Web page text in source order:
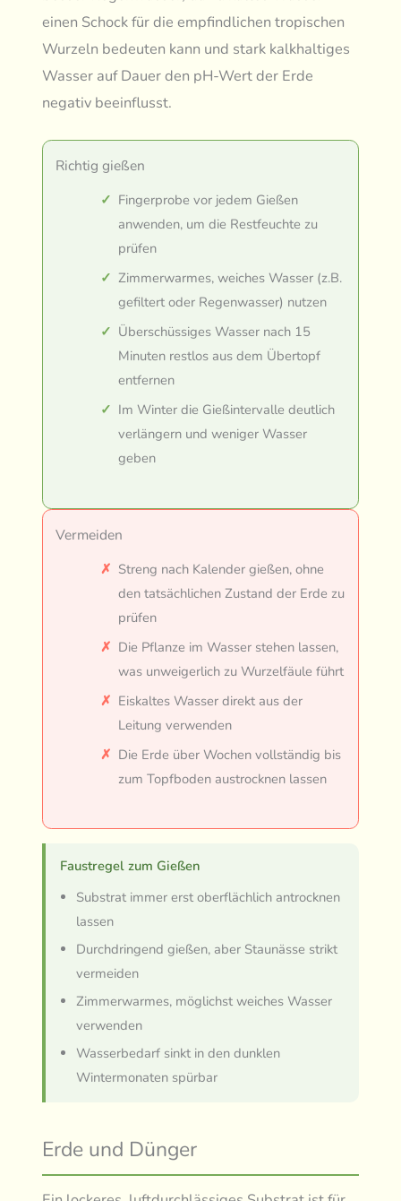
einen Schock für die empfindlichen tropischen
Wurzeln bedeuten kann und stark kalkhaltiges
Wasser auf Dauer den pH-Wert der Erde
negativ beeinflusst.
Richtig gießen
Fingerprobe vor jedem Gießen
anwenden, um die Restfeuchte zu
prüfen
Zimmerwarmes, weiches Wasser (z.B.
gefiltert oder Regenwasser) nutzen
Überschüssiges Wasser nach 15
Minuten restlos aus dem Übertopf
entfernen
Im Winter die Gießintervalle deutlich
verlängern und weniger Wasser
geben
Vermeiden
Streng nach Kalender gießen, ohne
den tatsächlichen Zustand der Erde zu
prüfen
Die Pflanze im Wasser stehen lassen,
was unweigerlich zu Wurzelfäule führt
Eiskaltes Wasser direkt aus der
Leitung verwenden
Die Erde über Wochen vollständig bis
zum Topfboden austrocknen lassen
Faustregel zum Gießen
Substrat immer erst oberflächlich antrocknen
lassen
Durchdringend gießen, aber Staunässe strikt
vermeiden
Zimmerwarmes, möglichst weiches Wasser
verwenden
Wasserbedarf sinkt in den dunklen
Wintermonaten spürbar
Erde und Dünger